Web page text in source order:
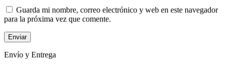
Guarda mi nombre, correo electrónico y web en este navegador
para la próxima vez que comente.
Envío y Entrega